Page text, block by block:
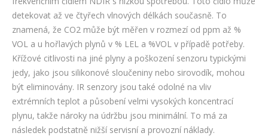
detekovat až ve čtyřech vlnových délkách současně. To
znamená, že CO2 může být měřen v rozmezí od ppm až %
VOL a u hořlavých plynů v % LEL a %VOL v případě potřeby.
Křížové citlivosti na jiné plyny a poškození senzoru typickými
jedy, jako jsou silikonové sloučeniny nebo sirovodík, mohou
být eliminovány. IR senzory jsou také odolné na vliv
extrémních teplot a působení velmi vysokých koncentrací
plynu, takže nároky na údržbu jsou minimální. To má za
následek podstatně nižší servisní a provozní náklady.